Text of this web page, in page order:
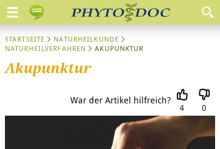
STARTSEITE
NATURHEILKUNDE
NATURHEILVERFAHREN
AKUPUNKTUR
Akupunktur
War der Artikel hilfreich?
4 0